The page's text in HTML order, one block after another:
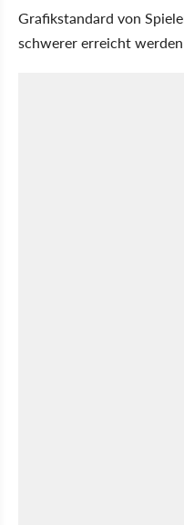
Grafikstandard von
schwerer erreicht